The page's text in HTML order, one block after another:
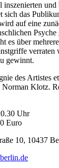
und
sich das
auf eine
es über
verraten
gewinnt.
des Artistes
Klotz.
Uhr
Euro
10, 10437